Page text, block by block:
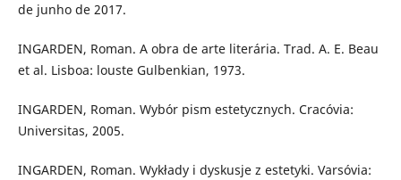
de junho de 2017.
INGARDEN, Roman. A obra de arte literária. Trad. A. E. Beau
et al. Lisboa: louste Gulbenkian, 1973.
INGARDEN, Roman. Wybór pism estetycznych. Cracóvia:
Universitas, 2005.
INGARDEN, Roman. Wykłady i dyskusje z estetyki. Varsóvia: